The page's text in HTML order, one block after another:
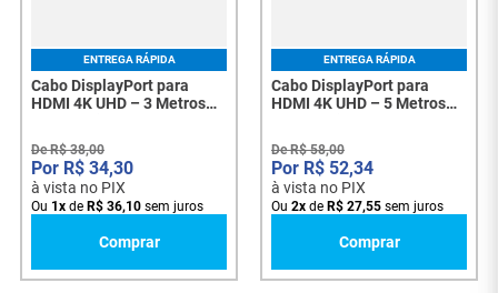
ENTREGA RÁPIDA
Cabo DisplayPort para
HDMI 4K UHD – 3 Metros
DeR$ 38,00
R$ 34,30
à vista no PIX
Ou 1x de R$ 36,10 sem juros
Comprar
ENTREGA RÁPIDA
Cabo DisplayPort para
HDMI 4K UHD – 5 Metros
DeR$ 58,00
R$ 52,34
à vista no PIX
Ou 2x de R$ 27,55 sem juros
Comprar